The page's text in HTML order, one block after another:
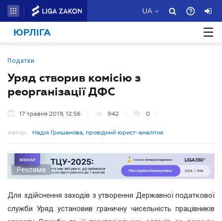
UA
ЮРЛІГА
Податки
Уряд створив комісію з
реорганізації ДФС
17 травня 2019, 12:56 942 0
Автор: Надія Гришанова, провідний юрист-аналітик
Реклама
Для здійснення заходів з утворення Державної податкової
служби Уряд установив граничну чисельність працівників